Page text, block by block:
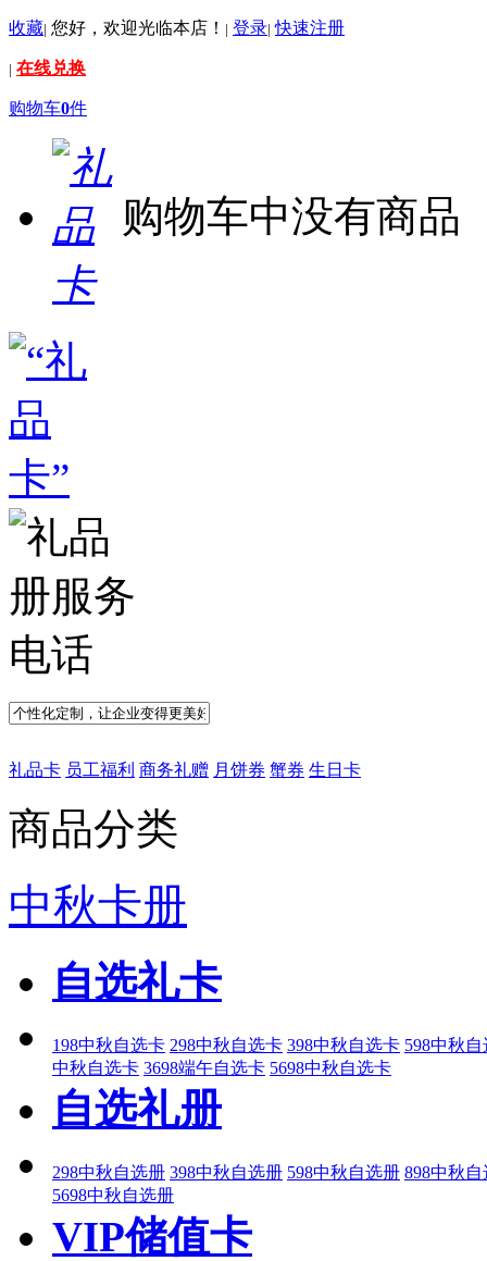
收藏| 您好，欢迎光临本店！ | 登录| 快速注册
| 在线兑换
购物车0件
购物车中没有商品
礼品卡 员工福利 商务礼赠 月饼券 蟹券 生日卡
商品分类
中秋卡册
自选礼卡
198中秋自选卡 298中秋自选卡 398中秋自选卡 598中秋
中秋自选卡 3698端午自选卡 5698中秋自选卡
自选礼册
298中秋自选册 398中秋自选册 598中秋自选册 898中秋自
5698中秋自选册
VIP储值卡